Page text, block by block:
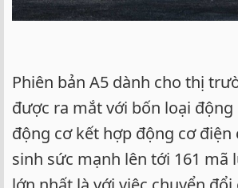
Phiên bản A5 dành cho thị
được ra mắt với bốn loại
động cơ kết hợp động cơ điện
sinh sức mạnh lên tới 161 mã